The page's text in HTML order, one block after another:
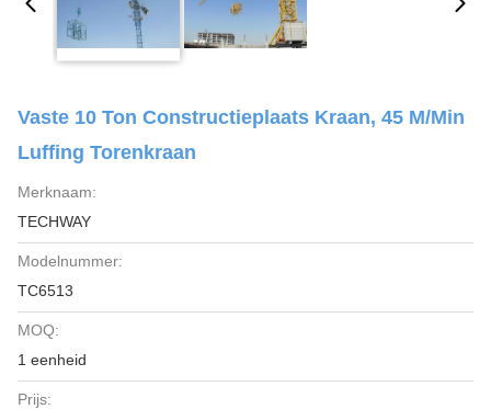
Vaste 10 Ton Constructieplaats Kraan, 45 M/min
Luffing Torenkraan
Merknaam:
TECHWAY
Modelnummer:
TC6513
MOQ:
1 eenheid
Prijs: